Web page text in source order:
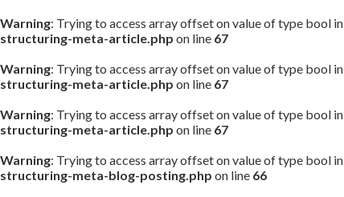
Warning: Trying to access array offset on value of type bool in
structuring-meta-article.php on line 67
Warning: Trying to access array offset on value of type bool in
structuring-meta-article.php on line 67
Warning: Trying to access array offset on value of type bool in
structuring-meta-article.php on line 67
Warning: Trying to access array offset on value of type bool in
structuring-meta-blog-posting.php on line 66